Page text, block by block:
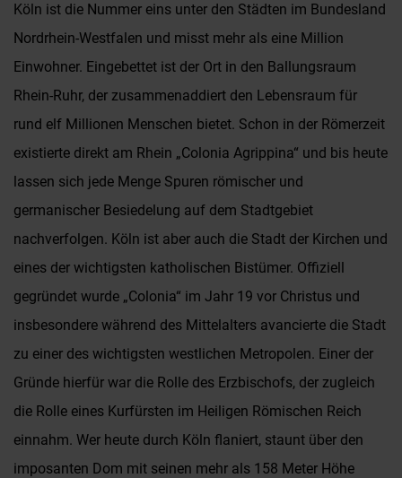
Köln ist die Nummer eins unter den Städten im Bundesland
Nordrhein-Westfalen und misst mehr als eine Million
Einwohner. Eingebettet ist der Ort in den Ballungsraum
Rhein-Ruhr, der zusammenaddiert den Lebensraum für
rund elf Millionen Menschen bietet. Schon in der Römerzeit
existierte direkt am Rhein „Colonia Agrippina“ und bis heute
lassen sich jede Menge Spuren römischer und
germanischer Besiedelung auf dem Stadtgebiet
nachverfolgen. Köln ist aber auch die Stadt der Kirchen und
eines der wichtigsten katholischen Bistümer. Offiziell
gegründet wurde „Colonia“ im Jahr 19 vor Christus und
insbesondere während des Mittelalters avancierte die Stadt
zu einer des wichtigsten westlichen Metropolen. Einer der
Gründe hierfür war die Rolle des Erzbischofs, der zugleich
die Rolle eines Kurfürsten im Heiligen Römischen Reich
einnahm. Wer heute durch Köln flaniert, staunt über den
imposanten Dom mit seinen mehr als 158 Meter Höhe